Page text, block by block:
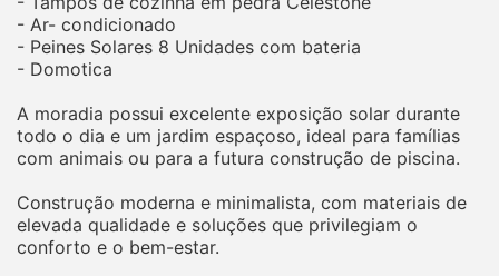
- Ar- condicionado
- Peines Solares 8 Unidades com bateria
- Domotica
A moradia possui excelente exposição solar durante
todo o dia e um jardim espaçoso, ideal para famílias
com animais ou para a futura construção de piscina.
Construção moderna e minimalista, com materiais de
elevada qualidade e soluções que privilegiam o
conforto e o bem-estar.